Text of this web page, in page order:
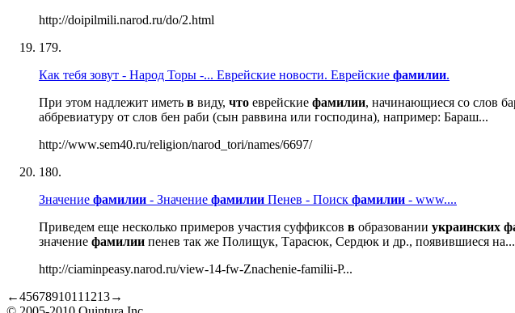
http://doipilmili.narod.ru/do/2.html
179.
Как тебя зовут - Народ Торы -... Еврейские новости. Еврейские фамилии.
При этом надлежит иметь в виду, что еврейские фамилии, начинающиеся со слов
аббревиатуру от слов бен раби (сын раввина или господина), например: Бараш...
http://www.sem40.ru/religion/narod_tori/names/6697/
180.
Значение фамилии - Значение фамилии Пенев - Поиск фамилии - www....
Приведем еще несколько примеров участия суффиксов в образовании украинских
значение фамилии пенев так же Полищук, Тарасюк, Сердюк и др., появившиеся на...
http://ciaminpeasy.narod.ru/view-14-fw-Znachenie-familii-P...
←4567891011 1213→